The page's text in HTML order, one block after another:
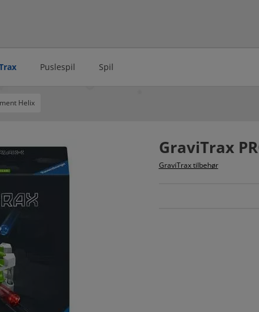
Puslespil Spil
Helix
GraviTrax
GraviTrax tilbehør